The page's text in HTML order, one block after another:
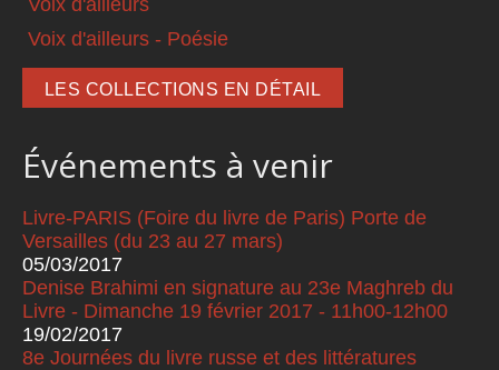
Voix d'ailleurs
Voix d'ailleurs - Poésie
LES COLLECTIONS EN DÉTAIL
Événements à venir
Livre-PARIS (Foire du livre de Paris) Porte de
Versailles (du 23 au 27 mars)
05/03/2017
Denise Brahimi en signature au 23e Maghreb du
Livre - Dimanche 19 février 2017 - 11h00-12h00
19/02/2017
8e Journées du livre russe et des littératures